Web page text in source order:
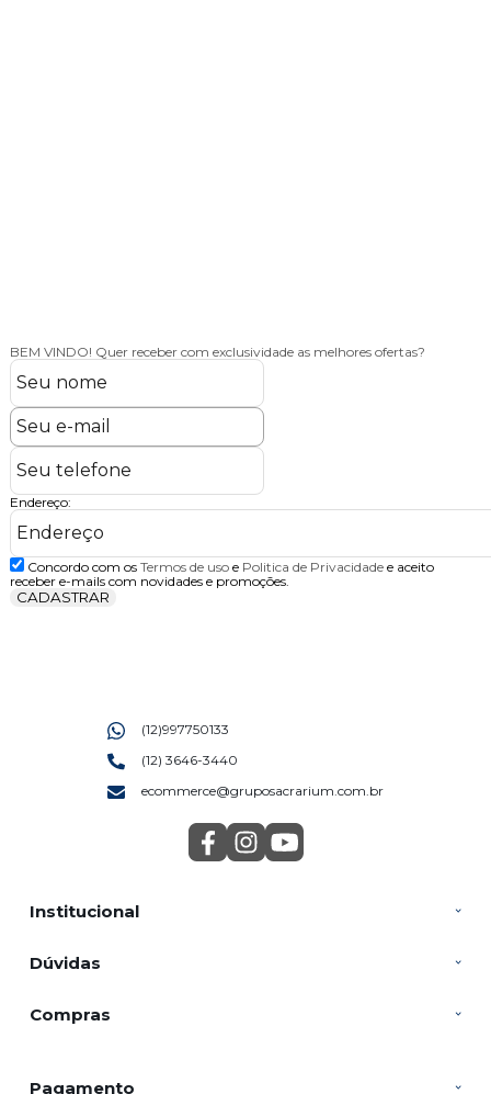
BEM VINDO! Quer receber com exclusividade as melhores ofertas?
Endereço:
Concordo com os Termos de usoe Politica de Privacidadee aceito
receber e-mails com novidades e promoções.
CADASTRAR
Institucional
Dúvidas
Compras
(12)997750133
(12) 3646-3440
ecommerce@gruposacrarium.com.br
Pagamento